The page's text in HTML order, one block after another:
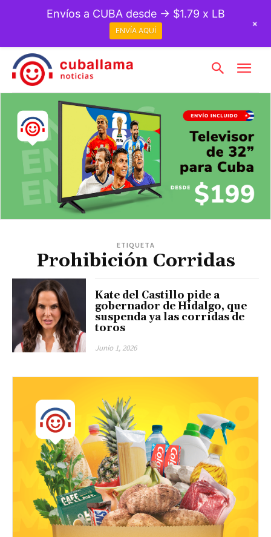
ETIQUETA
Prohibición Corridas
Kate del Castillo pide a
gobernador de Hidalgo, que
suspenda ya las corridas de
toros
Junio 1, 2026
Envíos a CUBA desde → $1.79 x LB
ENVÍA AQUÍ
+